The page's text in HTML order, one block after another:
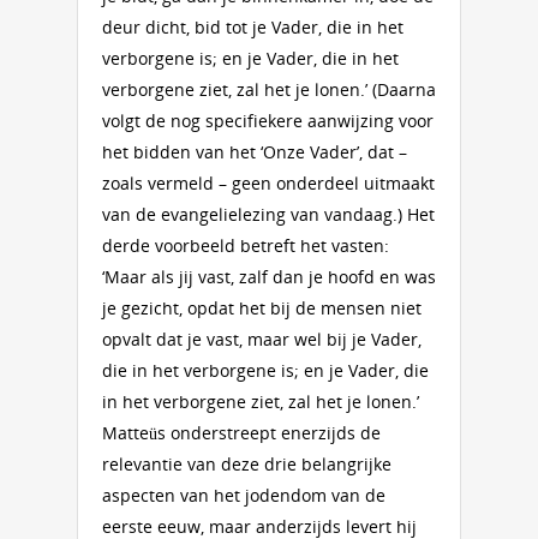
deur dicht, bid tot je Vader, die in het
verborgene is; en je Vader, die in het
verborgene ziet, zal het je lonen.’ (Daarna
volgt de nog specifiekere aanwijzing voor
het bidden van het ‘Onze Vader’, dat –
zoals vermeld – geen onderdeel uitmaakt
van de evangelielezing van vandaag.) Het
derde voorbeeld betreft het vasten:
‘Maar als jij vast, zalf dan je hoofd en was
je gezicht, opdat het bij de mensen niet
opvalt dat je vast, maar wel bij je Vader,
die in het verborgene is; en je Vader, die
in het verborgene ziet, zal het je lonen.’
Matteüs onderstreept enerzijds de
relevantie van deze drie belangrijke
aspecten van het jodendom van de
eerste eeuw, maar anderzijds levert hij